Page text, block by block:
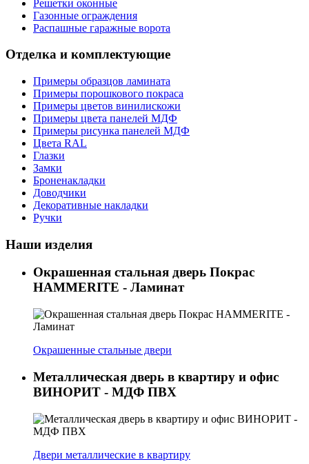
Решетки оконные
Газонные ограждения
Распашные гаражные ворота
Отделка и комплектующие
Примеры образцов ламината
Примеры порошкового покраса
Примеры цветов винилискожи
Примеры цвета панелей МДФ
Примеры рисунка панелей МДФ
Цвета RAL
Глазки
Замки
Броненакладки
Доводчики
Декоративные накладки
Ручки
Наши изделия
Окрашенная стальная дверь Покрас
HAMMERITE - Ламинат
Окрашенные стальные двери
Металлическая дверь в квартиру и офис
ВИНОРИТ - МДФ ПВХ
Двери металлические в квартиру